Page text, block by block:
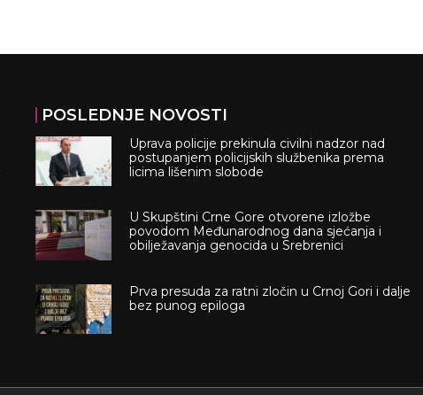
POSLEDNJE NOVOSTI
Uprava policije prekinula civilni nadzor nad
postupanjem policijskih službenika prema
licima lišenim slobode
U Skupštini Crne Gore otvorene izložbe
povodom Međunarodnog dana sjećanja i
obilježavanja genocida u Srebrenici
Prva presuda za ratni zločin u Crnoj Gori i dalje
bez punog epiloga